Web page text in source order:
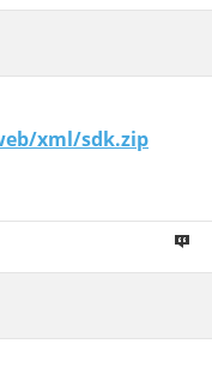
xml/sdk.zip